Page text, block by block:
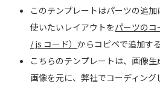
このテンプレートはパーツの追加
使いたいレイアウトをパーツの
/ js コード）からコピペで追加す
こちらのテンプレートは、画像
画像を元に、弊社でコーディン